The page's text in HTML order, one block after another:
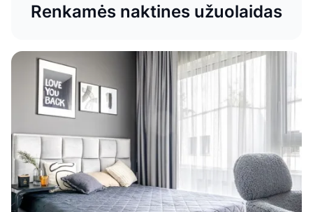
Renkamės naktines užuolaidas